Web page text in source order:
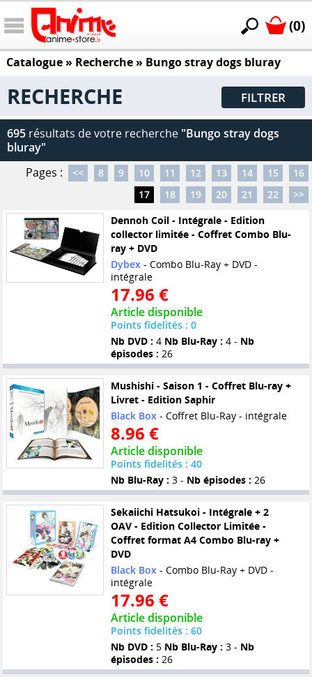
(0)
Catalogue» Recherche » Bungo stray dogs bluray
RECHERCHE FILTRER
695 résultats de votre recherche "Bungo stray dogs
bluray"
Pages :
<< 8 9 10 11 12 13 14 15
16
17
18 19 20 21 22
>>
Dennoh Coil - Intégrale - Edition
collector limitée - Coffret Combo Blu-
ray + DVD
Dybex- Combo Blu-Ray + DVD -
intégrale
17.96 €
Article disponible
Points fidelités : 0
Nb DVD : 4 Nb Blu-Ray : 4 - Nb
épisodes : 26
Mushishi - Saison 1 - Coffret Blu-ray +
Livret - Edition Saphir
Black Box- Coffret Blu-Ray - intégrale
8.96 €
Article disponible
Points fidelités : 40
Nb Blu-Ray : 3 - Nb épisodes : 26
Sekaiichi Hatsukoi - Intégrale + 2
OAV - Edition Collector Limitée -
Coffret format A4 Combo Blu-ray +
DVD
Black Box- Combo Blu-Ray + DVD -
intégrale
17.96 €
Article disponible
Points fidelités : 60
Nb DVD : 5 Nb Blu-Ray : 3 - Nb
épisodes : 26